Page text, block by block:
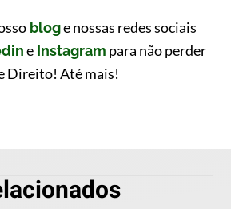
bloge nossas redes sociais
e Instagram para não perder
Direito! Até mais!